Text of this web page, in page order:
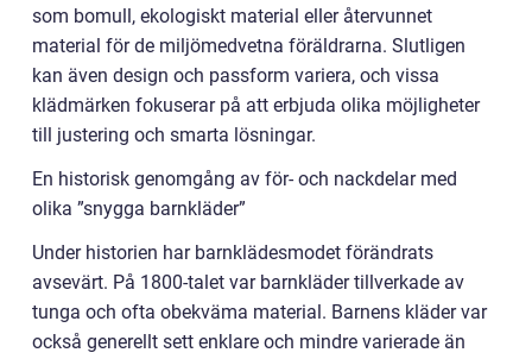
som bomull, ekologiskt material eller återvunnet
material för de miljömedvetna föräldrarna. Slutligen
kan även design och passform variera, och vissa
klädmärken fokuserar på att erbjuda olika möjligheter
till justering och smarta lösningar.
En historisk genomgång av för- och nackdelar med
olika ”snygga barnkläder”
Under historien har barnklädesmodet förändrats
avsevärt. På 1800-talet var barnkläder tillverkade av
tunga och ofta obekväma material. Barnens kläder var
också generellt sett enklare och mindre varierade än